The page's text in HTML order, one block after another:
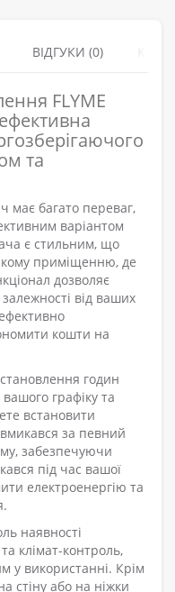
ВІДГУКИ (0)
FLYME
та
має багато переваг,
варіантом
є стильним, що
приміщенню, де
дозволяє
від ваших
кошти на
годин
графіку та
встановити
за певний
забезпечуючи
під час вашої
електроенергію та
наявності
клімат-контроль,
у використанні. Крім
стіну або на ніжки